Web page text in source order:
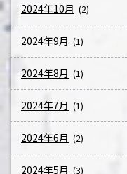
2024年10月 (2)
2024年9月 (1)
2024年8月 (1)
2024年7月 (1)
2024年6月 (2)
2024年5月 (3)